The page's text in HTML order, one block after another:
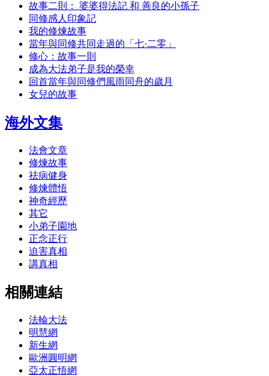
故事二則： 婆婆得法記 和 善良的小孫子
同修感人印象記
我的修煉故事
當年與同修共同走過的「七·二零」
修心：故事一則
成為大法弟子是我的榮幸
回首當年與同修們風雨同舟的歲月
女兒的故事
海外文集
法會文章
修煉故事
祛病健身
修煉體悟
神奇經歷
其它
小弟子園地
正念正行
迫害真相
講真相
相關連結
法輪大法
明慧網
新生網
歐洲圓明網
亞太正悟網